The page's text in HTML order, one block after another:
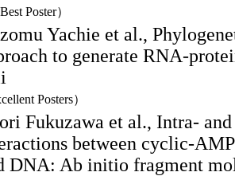
Poster）
Yachie et al.,
to generate RNA-
Posters）
Fukuzawa et al., Intra-
between cyclic-
DNA: Ab initio fragment